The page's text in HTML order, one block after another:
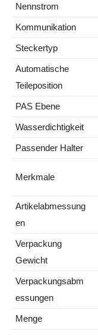
Nennstrom
Kommunikation
Steckertyp
Automatische
Teileposition
PAS Ebene
Wasserdichtigkeit
Passender Halter
Merkmale
Artikelabmessung
en
Verpackung
Gewicht
Verpackungsabm
essungen
Menge